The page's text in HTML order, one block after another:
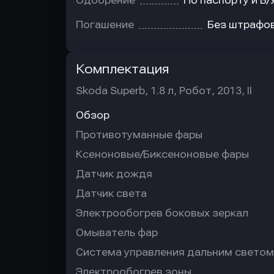
Погашение Без
Комплектация
Skoda Superb, 1.8 л, Робот, 2013, II
Обзор
Противотуманные фары
Ксеноновые/Биксеноновые фары
Датчик дождя
Датчик света
Электрообогрев боковых зеркал
Омыватель фар
Система управления дальним светом